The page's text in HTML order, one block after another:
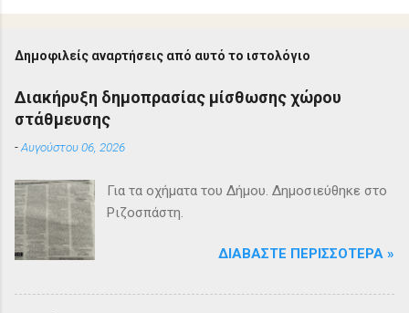
Δημοφιλείς αναρτήσεις από αυτό το ιστολόγιο
Διακήρυξη δημοπρασίας μίσθωσης χώρου
στάθμευσης
-Αυγούστου 06, 2026
Για τα οχήματα του Δήμου. Δημοσιεύθηκε στο
Ριζοσπάστη.
ΔΙΑΒΆΣΤΕ ΠΕΡΙΣΣΌΤΕΡΑ »